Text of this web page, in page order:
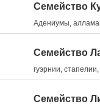
Семейство
Адениумы,
Семейство
гуэрнии,
Семейство